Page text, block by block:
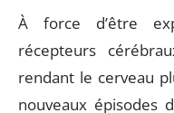
À force d’être
récepteurs
rendant le cerveau
nouveaux épisodes